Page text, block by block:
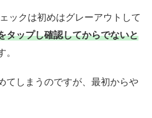
ックは初めはグレーアウトして
タップし確認してからでないと
てしまうのですが、最初からや